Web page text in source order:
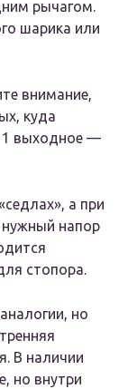
рычагом.
шарика или
внимание,
куда
1 выходное —
а при
напор
стопора.
но
В наличии
но внутри